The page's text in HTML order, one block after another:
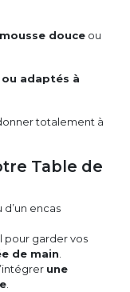
douce ou
adaptés à
totalement à
Table de
d’un encas
pour garder vos
de main
une